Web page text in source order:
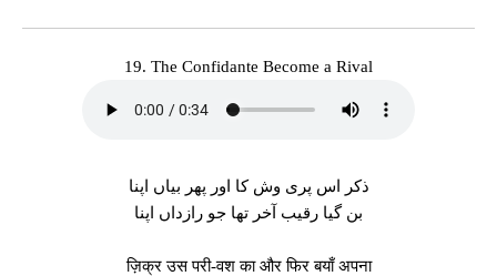
19. The Confidante Become a Rival
ذکر اس پری وش کا اور پھر بیاں اپنا
بن گیا رقیب آخر تھا جو رازداں اپنا
ज़िक्र उस परी-वश का और फिर बयाँ अपना